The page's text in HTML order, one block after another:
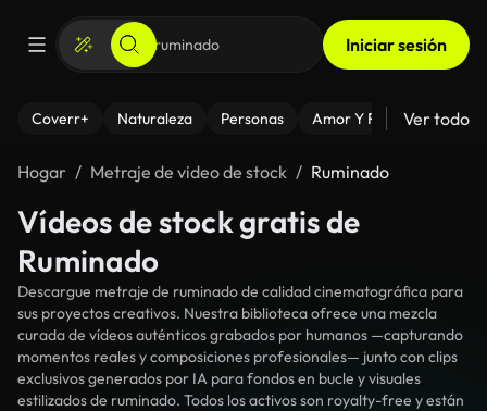
Iniciar sesión
Coverr+ Naturaleza Personas Amor Y Relaciones
Ver todo
Hogar Metraje de video de stock Ruminado
Vídeos de stock gratis de
Ruminado
Descargue metraje de ruminado de calidad cinematográfica para
sus proyectos creativos. Nuestra biblioteca ofrece una mezcla
curada de vídeos auténticos grabados por humanos —capturando
momentos reales y composiciones profesionales— junto con clips
exclusivos generados por IA para fondos en bucle y visuales
estilizados de ruminado. Todos los activos son royalty-free y están